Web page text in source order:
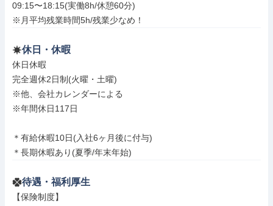
09:15〜18:15(実働8h/休憩60分)
※月平均残業時間5h/残業少なめ！
休日・休暇
休日休暇
完全週休2日制(火曜・土曜)
※他、会社カレンダーによる
※年間休日117日
＊有給休暇10日(入社6ヶ月後に付与)
＊長期休暇あり(夏季/年末年始)
待遇・福利厚生
【保険制度】